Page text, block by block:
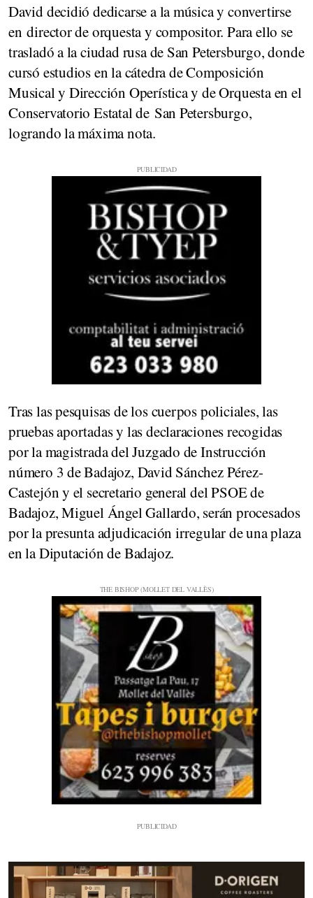
David decidió dedicarse a la música y convertirse
en director de orquesta y compositor. Para ello se
trasladó a la ciudad rusa de San Petersburgo, donde
cursó estudios en la cátedra de Composición
Musical y Dirección Operística y de Orquesta en el
Conservatorio Estatal de San Petersburgo,
logrando la máxima nota.
Tras las pesquisas de los cuerpos policiales, las
pruebas aportadas y las declaraciones recogidas
por la magistrada del Juzgado de Instrucción
número 3 de Badajoz, David Sánchez Pérez-
Castejón y el secretario general del PSOE de
Badajoz, Miguel Ángel Gallardo, serán procesados
por la presunta adjudicación irregular de una plaza
en la Diputación de Badajoz.